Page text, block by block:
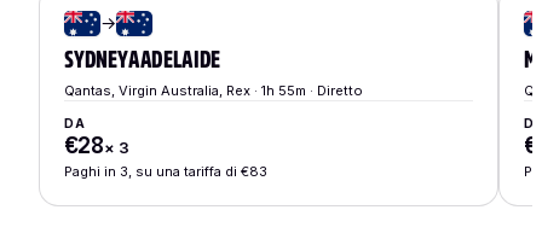
→
SYDNEYAADELAIDE
Qantas, Virgin Australia, Rex · 1h 55m · Diretto
DA
€28× 3
Paghi in 3, su una tariffa di €83